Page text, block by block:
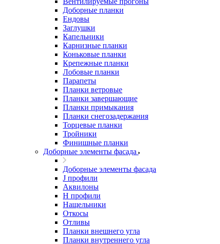
Доборные планки
Ендовы
Заглушки
Капельники
Карнизные планки
Коньковые планки
Крепежные планки
Лобовые планки
Парапеты
Планки ветровые
Планки завершающие
Планки примыкания
Планки снегозадержания
Торцевые планки
Тройники
Финишные планки
Доборные элементы фасада
Доборные элементы фасада
J профили
Аквилоны
Н профили
Нащельники
Откосы
Отливы
Планки внешнего угла
Планки внутреннего угла